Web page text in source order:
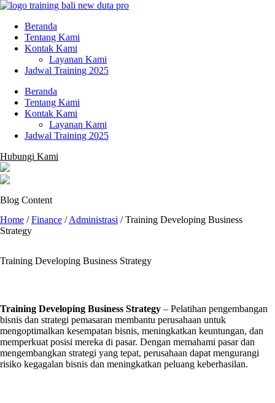
Beranda
Tentang Kami
Kontak Kami
Layanan Kami
Jadwal Training 2025
Beranda
Tentang Kami
Kontak Kami
Layanan Kami
Jadwal Training 2025
Hubungi Kami
Blog Content
Home /Finance /Administrasi /Training Developing Business
Strategy
Training Developing Business Strategy
Training Developing Business Strategy – Pelatihan pengembangan
bisnis dan strategi pemasaran membantu perusahaan untuk
mengoptimalkan kesempatan bisnis, meningkatkan keuntungan, dan
memperkuat posisi mereka di pasar. Dengan memahami pasar dan
mengembangkan strategi yang tepat, perusahaan dapat mengurangi
risiko kegagalan bisnis dan meningkatkan peluang keberhasilan.